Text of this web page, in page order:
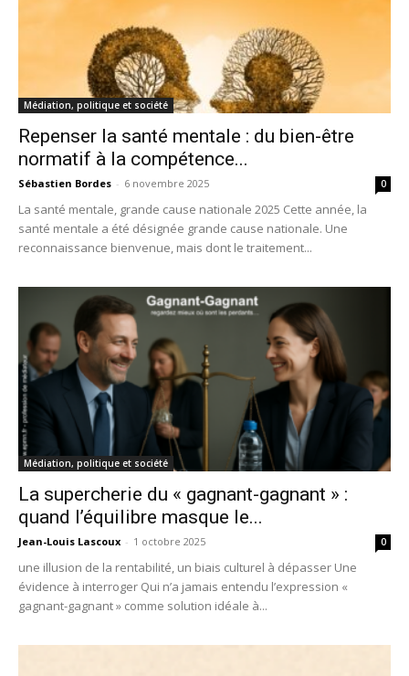
Médiation, politique et société
Repenser la santé mentale : du bien-être
normatif à la compétence...
Sébastien Bordes - 6 novembre 2025 0
La santé mentale, grande cause nationale 2025 Cette année, la
santé mentale a été désignée grande cause nationale. Une
reconnaissance bienvenue, mais dont le traitement...
Médiation, politique et société
La supercherie du « gagnant-gagnant » :
quand l’équilibre masque le...
Jean-Louis Lascoux - 1 octobre 2025 0
une illusion de la rentabilité, un biais culturel à dépasser Une
évidence à interroger Qui n’a jamais entendu l’expression «
gagnant-gagnant » comme solution idéale à...